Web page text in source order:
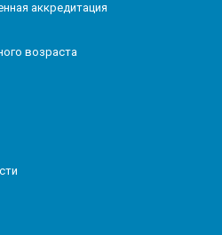
аккредитация
возраста